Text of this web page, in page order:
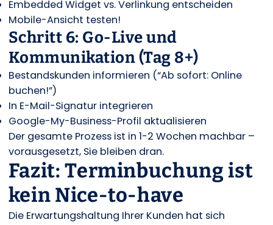
Embedded Widget vs. Verlinkung entscheiden
Mobile-Ansicht testen!
Schritt 6: Go-Live und
Kommunikation (Tag 8+)
Bestandskunden informieren (“Ab sofort: Online
buchen!”)
In E-Mail-Signatur integrieren
Google-My-Business-Profil aktualisieren
Der gesamte Prozess ist in 1-2 Wochen machbar –
vorausgesetzt, Sie bleiben dran.
Fazit: Terminbuchung ist
kein Nice-to-have
Die Erwartungshaltung Ihrer Kunden hat sich